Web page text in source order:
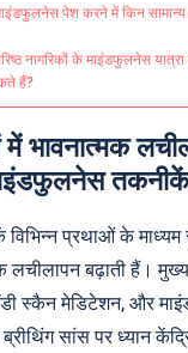
माइंडफुलनेस पेश करने में किन
नागरिकों के माइंडफुलनेस
हैं?
में भावनात्मक
तकनीकें
प्रथाओं के माध्यम
लचीलापन बढ़ाती हैं।
स्कैन मेडिटेशन, और
सांस पर ध्यान